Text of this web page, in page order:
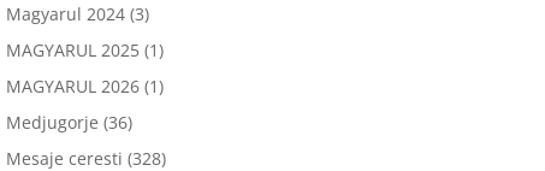
Magyarul 2024(3)
MAGYARUL 2025(1)
MAGYARUL 2026(1)
Medjugorje (36)
Mesaje ceresti (328)